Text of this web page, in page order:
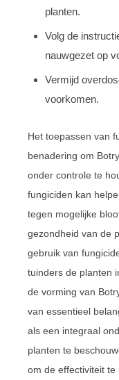
planten.
Volg de
nauwgezet op
Vermijd
voorkomen.
Het toepassen van
benadering om
onder controle te
fungiciden kan
tegen mogelijke
gezondheid van de
gebruik van
tuinders de planten
de vorming van
van essentieel
als een integraal
planten te
om de effectiviteit te